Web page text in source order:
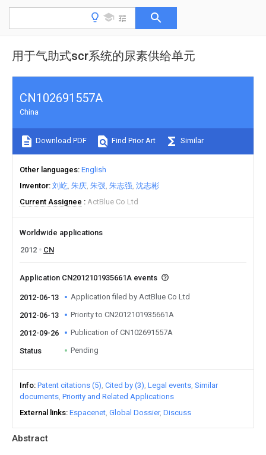
用于气助式scr系统的尿素供给单元
Abstract
CN102691557A
China
Download PDF Find Prior Art Similar
Other languages English
Inventor 刘屹 朱庆 朱弢 朱志强 沈志彬
Current Assignee
ActBlue Co Ltd
Worldwide applications
2012
CN
Application CN2012101935661A events
2012-06-13 Application filed by ActBlue Co Ltd
2012-06-13 Priority to CN2012101935661A
2012-09-26 Publication of CN102691557A
Status Pending
Info Patent citations (5) Cited by (3) Legal events Similar
documents Priority and Related Applications
External links Espacenet Global Dossier Discuss